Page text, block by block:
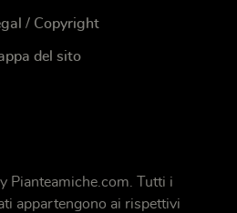
/ Copyright
del sito
Pianteamiche.com . Tutti i
appartengono ai rispettivi